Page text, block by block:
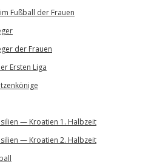
Fußball der Frauen
der Frauen
Ersten Liga
— Kroatien 1. Halbzeit
— Kroatien 2. Halbzeit